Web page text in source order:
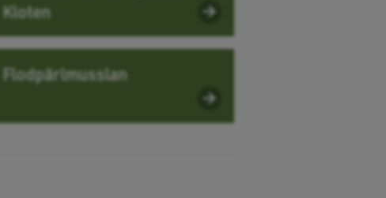
Kloten
Flodpärlmusslan